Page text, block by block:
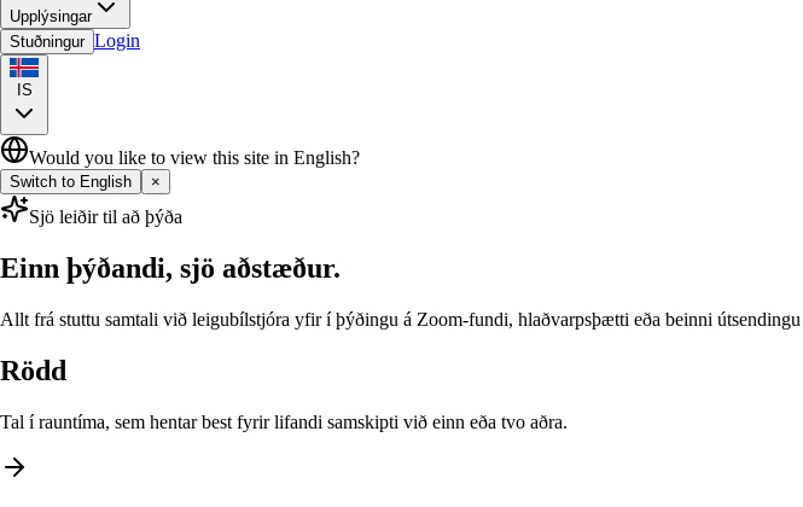
Upplýsingar
Stuðningur Login
IS
Would you like to view this site in English?
Switch to English ×
Sjö leiðir til að þýða
Einn þýðandi, sjö aðstæður.
Allt frá stuttu samtali við leigubílstjóra yfir í þýðingu á Zoom-fundi, hlaðvarpsþætti eða beinni
Rödd
Tal í rauntíma, sem hentar best fyrir lifandi samskipti við einn eða tvo aðra.